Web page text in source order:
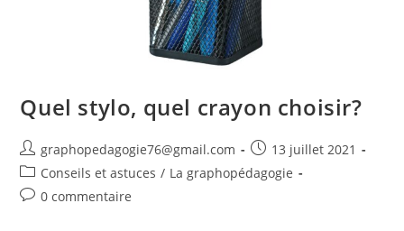
Quel stylo, quel crayon choisir?
graphopedagogie76@gmail.com
13 juillet 2021
Conseils et astuces / La graphopédagogie
0 commentaire